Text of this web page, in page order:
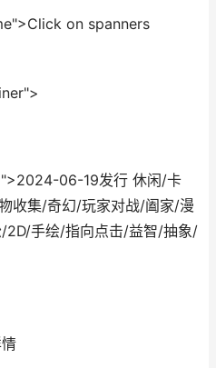
on spanners
06-19发行 休闲/卡
收集/奇幻/玩家对战/阖家/漫
2D/手绘/指向点击/益智/抽象/